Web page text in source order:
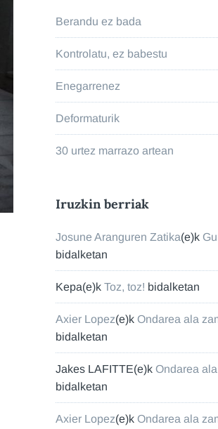
Berandu ez bada
Kontrolatu, ez babestu
Enegarrenez
Deformaturik
30 urtez marrazo artean
Iruzkin berriak
Josune Aranguren Zatika(e)k
bidalketan
Kepa(e)kToz, toz! bidalketan
Axier Lopez(e)kOndarea ala
bidalketan
Jakes LAFITTE(e)kOndarea
bidalketan
Axier Lopez(e)kOndarea ala